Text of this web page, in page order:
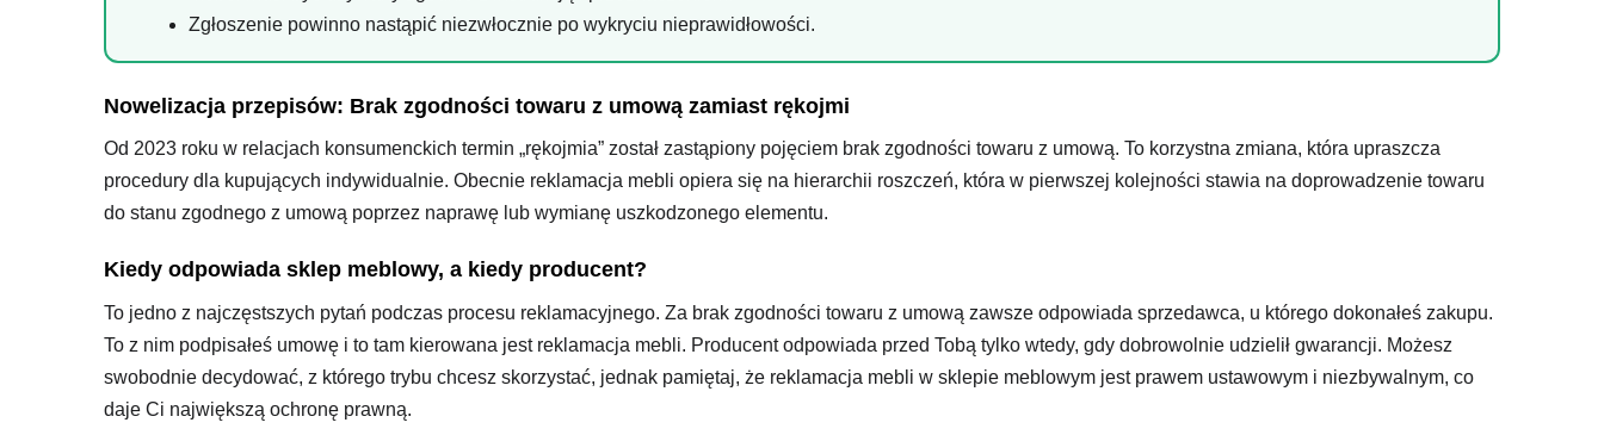
Zgłoszenie powinno nastąpić niezwłocznie po wykryciu nieprawidłowości.
Nowelizacja przepisów: Brak zgodności towaru z umową zamiast rękojmi
Od 2023 roku w relacjach konsumenckich termin „rękojmia” został zastąpiony pojęciem brak zgodności towaru z umową. To korzystna zmiana, która upraszcza
procedury dla kupujących indywidualnie. Obecnie reklamacja mebli opiera się na hierarchii roszczeń, która w pierwszej kolejności stawia na doprowadzenie towaru
do stanu zgodnego z umową poprzez naprawę lub wymianę uszkodzonego elementu.
Kiedy odpowiada sklep meblowy, a kiedy producent?
To jedno z najczęstszych pytań podczas procesu reklamacyjnego. Za brak zgodności towaru z umową zawsze odpowiada sprzedawca, u którego dokonałeś zakupu.
To z nim podpisałeś umowę i to tam kierowana jest reklamacja mebli. Producent odpowiada przed Tobą tylko wtedy, gdy dobrowolnie udzielił gwarancji. Możesz
swobodnie decydować, z którego trybu chcesz skorzystać, jednak pamiętaj, że reklamacja mebli w sklepie meblowym jest prawem ustawowym i niezbywalnym, co
daje Ci największą ochronę prawną.